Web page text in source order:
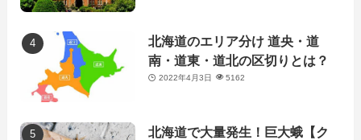
北海道のエリア分け 道央・道
南・道東・道北の区切りとは？
2022年4月3日 5162
北海道で大量発生！巨大蛾【ク